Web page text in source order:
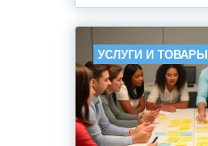
УСЛУГИ И ТОВАРЫ